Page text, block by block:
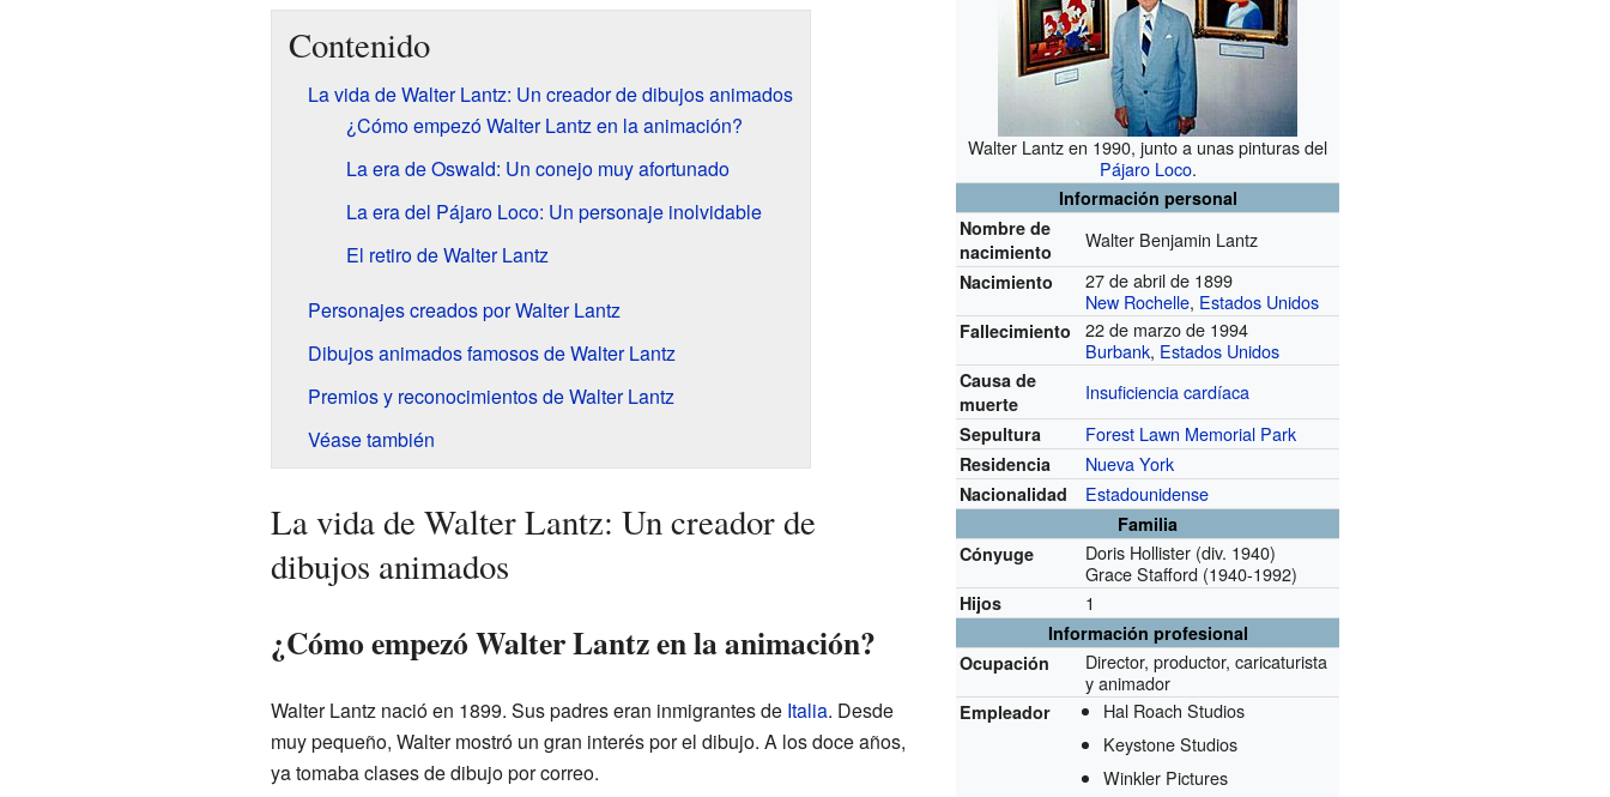
Walter Lantz en 1990, junto a unas pinturas del
Pájaro Loco.
Información personal
Nombre de
nacimiento
Walter Benjamin Lantz
Nacimiento
27 de abril de 1899
New Rochelle, Estados Unidos
Fallecimiento
22 de marzo de 1994
Burbank, Estados Unidos
Causa de
muerte
Insuficiencia cardíaca
Sepultura Forest Lawn Memorial Park
Residencia Nueva York
Nacionalidad Estadounidense
Familia
Cónyuge
Doris Hollister (div. 1940)
Grace Stafford (1940-1992)
Hijos 1
Información profesional
Ocupación
Director, productor, caricaturista
y animador
Empleador
Hal Roach Studios
Keystone Studios
Winkler Pictures
Contenido
La vida de Walter Lantz: Un creador de dibujos animados
¿Cómo empezó Walter Lantz en la animación?
La era de Oswald: Un conejo muy afortunado
La era del Pájaro Loco: Un personaje inolvidable
El retiro de Walter Lantz
Personajes creados por Walter Lantz
Dibujos animados famosos de Walter Lantz
Premios y reconocimientos de Walter Lantz
Véase también
La vida de Walter Lantz: Un creador de
dibujos animados
¿Cómo empezó Walter Lantz en la animación?
Walter Lantz nació en 1899. Sus padres eran inmigrantes de Italia. Desde
muy pequeño, Walter mostró un gran interés por el dibujo. A los doce años,
ya tomaba clases de dibujo por correo.